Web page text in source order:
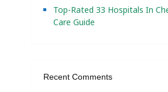
Top-Rated 33 Hospitals In
Care Guide
Recent Comments